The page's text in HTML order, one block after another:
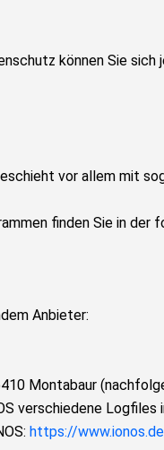
können Sie sich
vor allem mit
finden Sie in der
Anbieter:
Montabaur
verschiedene Logfiles
https://